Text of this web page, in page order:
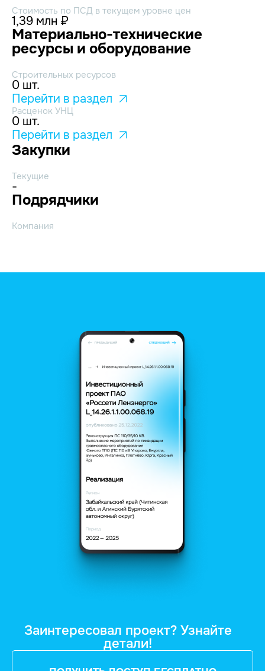
Стоимость по ПСД в текущем уровне цен
1,39 млн ₽
Материально-технические
ресурсы и оборудование
Строительных ресурсов
0 шт.
Перейти в раздел
Расценок УНЦ
0 шт.
Перейти в раздел
Закупки
Текущие
-
Подрядчики
Компания
Заинтересовал проект? Узнайте
детали!